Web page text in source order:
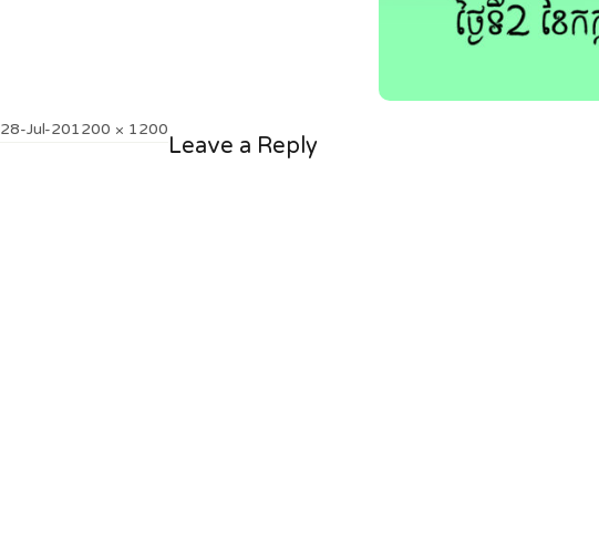
Posted
28-Jul-20Full
1200 × 1200
Leave a Reply